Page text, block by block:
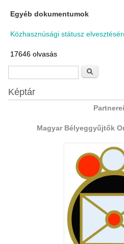
Egyéb dokumentumok
Közhasznúsági státusz
17646 olvasás
Keresés űrlap
Képtár
Magyar Bélyeggyűjtők